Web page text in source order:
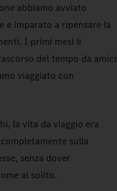
abbiamo avviato
e imparato a ripensare la
I primi mesi li
del tempo da amici
viaggiato con
la vita da viaggio era
sulla
senza dover
al solito.